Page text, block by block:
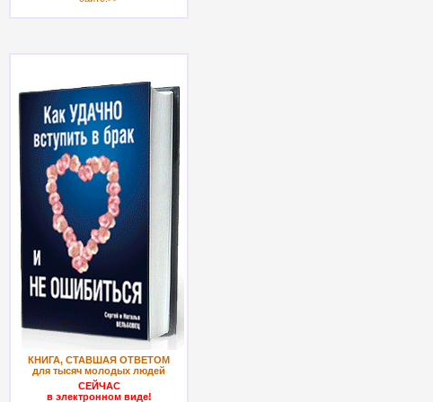
КНИГА, СТАВШАЯ ОТВЕТОМ
для тысяч молодых людей
СЕЙЧАС
в электронном виде!